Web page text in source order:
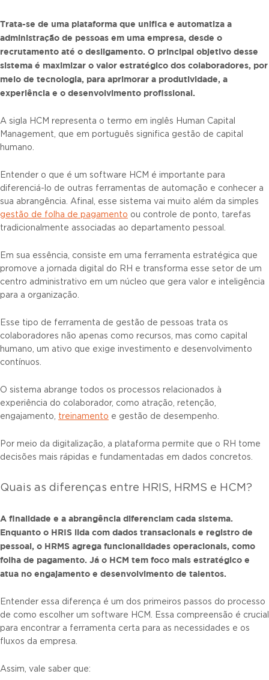
Trata-se de uma plataforma que unifica e automatiza a
administração de pessoas em uma empresa, desde o
recrutamento até o desligamento. O principal objetivo desse
sistema é maximizar o valor estratégico dos colaboradores, por
meio de tecnologia, para aprimorar a produtividade, a
experiência e o desenvolvimento profissional.
A sigla HCM representa o termo em inglês Human Capital
Management, que em português significa gestão de capital
humano.
Entender o que é um software HCM é importante para
diferenciá-lo de outras ferramentas de automação e conhecer a
sua abrangência. Afinal, esse sistema vai muito além da simples
gestão de folha de pagamento ou controle de ponto, tarefas
tradicionalmente associadas ao departamento pessoal.
Em sua essência, consiste em uma ferramenta estratégica que
promove a jornada digital do RH e transforma esse setor de um
centro administrativo em um núcleo que gera valor e inteligência
para a organização.
Esse tipo de ferramenta de gestão de pessoas trata os
colaboradores não apenas como recursos, mas como capital
humano, um ativo que exige investimento e desenvolvimento
contínuos.
O sistema abrange todos os processos relacionados à
experiência do colaborador, como atração, retenção,
engajamento, treinamento e gestão de desempenho.
Por meio da digitalização, a plataforma permite que o RH tome
decisões mais rápidas e fundamentadas em dados concretos.
Quais as diferenças entre HRIS, HRMS e HCM?
A finalidade e a abrangência diferenciam cada sistema.
Enquanto o HRIS lida com dados transacionais e registro de
pessoal, o HRMS agrega funcionalidades operacionais, como
folha de pagamento. Já o HCM tem foco mais estratégico e
atua no engajamento e desenvolvimento de talentos.
Entender essa diferença é um dos primeiros passos do processo
de como escolher um software HCM. Essa compreensão é crucial
para encontrar a ferramenta certa para as necessidades e os
fluxos da empresa.
Assim, vale saber que: